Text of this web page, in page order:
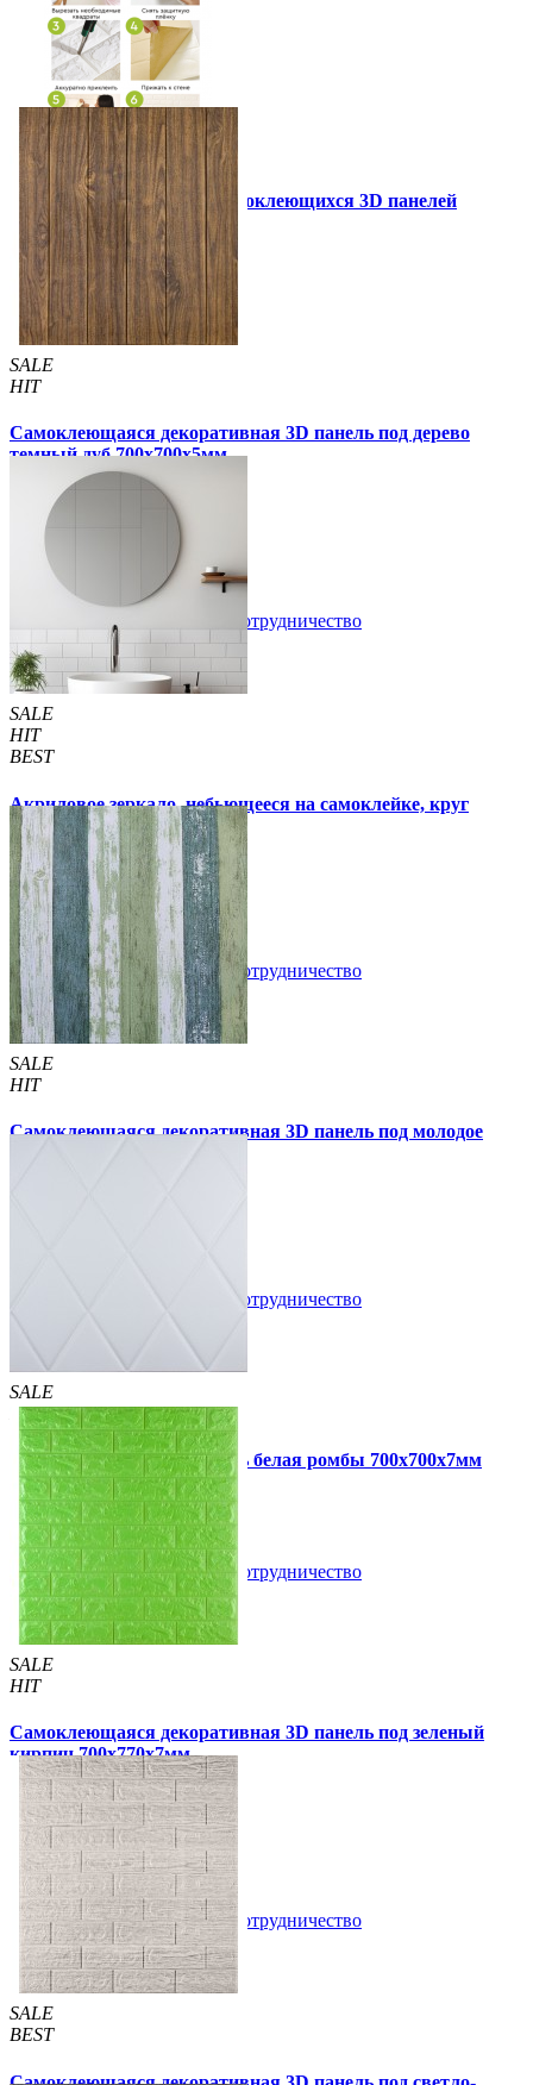
Инструкция установки самоклеющихся 3D панелей
Другие так же купили
SALE
HIT
Самоклеющаяся декоративная 3D панель под дерево
темный дуб 700x700x5мм
99 грн /шт
3 отзывов
Купить Сотрудничество
SALE
HIT
BEST
Акриловое зеркало, небьющееся на самоклейке, круг
330х330х2мм (750)
300 грн/шт 350 грн /шт
Купить В закладки Сотрудничество
SALE
HIT
Самоклеющаяся декоративная 3D панель под молодое
Сотрудничество
SALE
HIT
Самоклеющаяся 3D панель белая ромбы 700x700x7мм
109 грн/шт 160 грн /шт
Купить В закладки Сотрудничество
SALE
HIT
Самоклеющаяся декоративная 3D панель под зеленый
кирпич 700x770x7мм
105 грн /шт 163 грн/шт
5 отзывов
Купить В закладки Сотрудничество
SALE
BEST